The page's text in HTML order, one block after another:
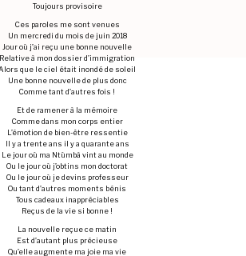
Toujours provisoire
Ces paroles me sont venues
Un mercredi du mois de juin 2018
Jour où j’ai reçu une bonne nouvelle
Relative à mon dossier d’immigration
que le ciel était inondé de soleil
Une bonne nouvelle de plus donc
Comme tant d’autres fois !
Et de ramener à la mémoire
Comme dans mon corps entier
L’émotion de bien-être ressentie
Il y a trente ans il y a quarante ans
Le jour où ma Ntùmbà vint au monde
Ou le jour où j’obtins mon doctorat
Ou le jour où je devins professeur
Ou tant d’autres moments bénis
Tous cadeaux inappréciables
Reçus de la vie si bonne !
La nouvelle reçue ce matin
Est d’autant plus précieuse
Qu’elle augmente ma joie ma vie